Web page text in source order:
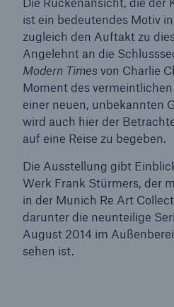
ist ein bedeutendes Motiv
zugleich den Auftakt zu
Angelehnt an die
Modern Times von Charlie
Moment des
einer neuen, unbekannten
wird auch hier der
auf eine Reise zu begeben.
Die Ausstellung gibt
Werk Frank Stürmers, der
in der Munich Re Art
darunter die neunteilige
August 2014 im
sehen ist.
Reinsurance Property/Casualty
Marine Trend Radar 2025